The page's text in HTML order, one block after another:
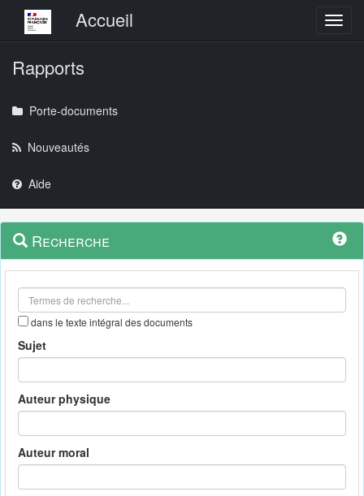
Menu principalAccueil
Rapports
Porte-documents
Nouveautés
Aide
Navigation
outils
Menu
contextuel
Recherche
dans le texte intégral des documents
Sujet
Auteur physique
Auteur moral